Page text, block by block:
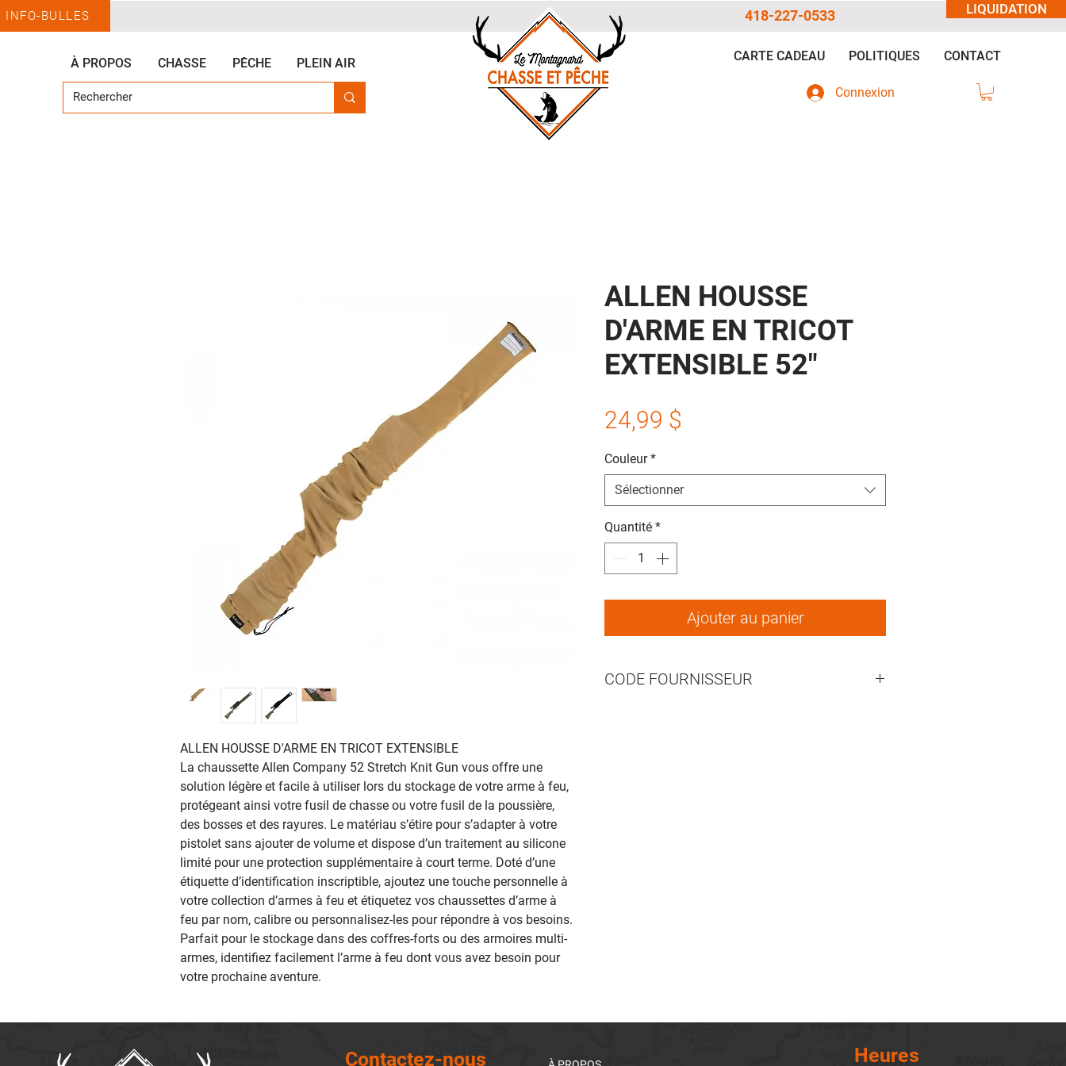
LIQUIDATION
INFO-BULLES
À PROPOS CHASSE PÊCHE PLEIN AIR
418-227-0533
CARTE CADEAU POLITIQUES CONTACT
Connexion
ALLEN HOUSSE D'ARME EN TRICOT EXTENSIBLE
La chaussette Allen Company 52 Stretch Knit Gun vous offre une
solution légère et facile à utiliser lors du stockage de votre arme à feu,
protégeant ainsi votre fusil de chasse ou votre fusil de la poussière,
des bosses et des rayures. Le matériau s’étire pour s’adapter à votre
pistolet sans ajouter de volume et dispose d’un traitement au silicone
limité pour une protection supplémentaire à court terme. Doté d’une
étiquette d’identification inscriptible, ajoutez une touche personnelle à
votre collection d’armes à feu et étiquetez vos chaussettes d’arme à
feu par nom, calibre ou personnalisez-les pour répondre à vos besoins.
Parfait pour le stockage dans des coffres-forts ou des armoires multi-
armes, identifiez facilement l’arme à feu dont vous avez besoin pour
votre prochaine aventure.‎
ALLEN HOUSSE
D'ARME EN TRICOT
EXTENSIBLE 52"
24,99 $
Couleur *
Sélectionner
Quantité *
Ajouter au panier
CODE FOURNISSEUR
Contactez-nous Heures